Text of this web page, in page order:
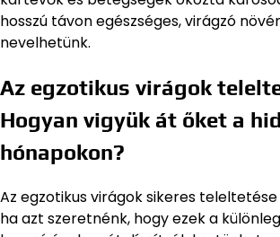
hosszú távon egészséges, virágzó
nevelhetünk.
Az egzotikus virágok
Hogyan vigyük át őket a
hónapokon?
Az egzotikus virágok sikeres
ha azt szeretnénk, hogy ezek a